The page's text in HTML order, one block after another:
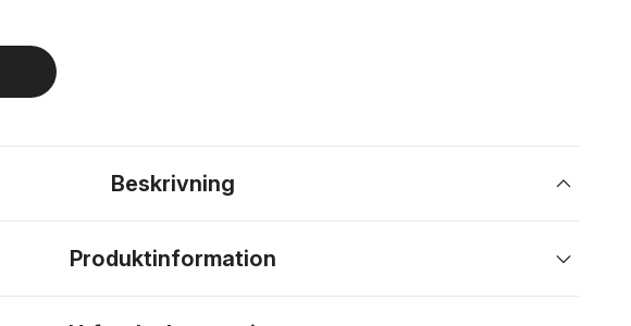
Beskrivning
Produktinformation